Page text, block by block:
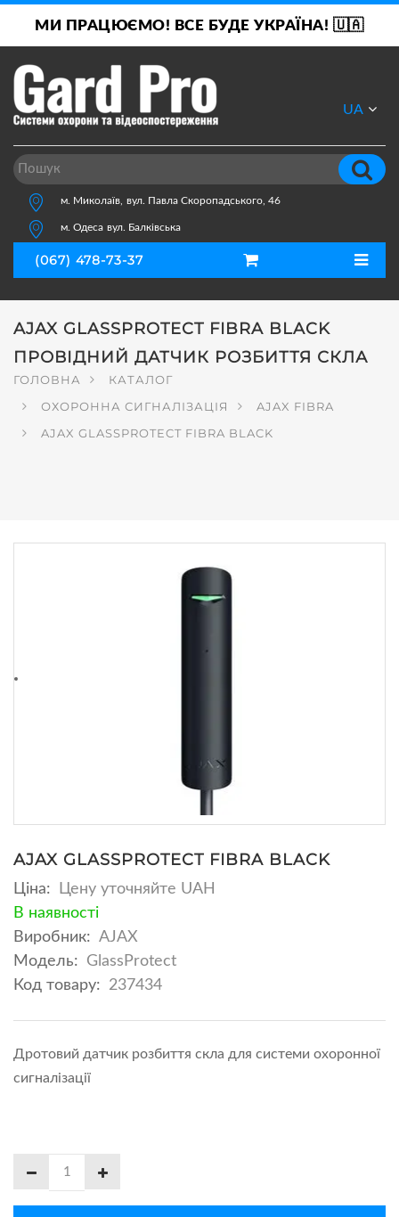
МИ ПРАЦЮЄМО! ВСЕ БУДЕ УКРАЇНА! 🇺🇦
м. Миколаїв, вул. Павла Скоропадського, 46
м. Одеса вул. Балківська
UA
RU
(067) 478-73-37
AJAX GLASSPROTECT FIBRA BLACK
ПРОВІДНИЙ ДАТЧИК РОЗБИТТЯ СКЛА
ГОЛОВНА
КАТАЛОГ
ОХОРОННА СИГНАЛІЗАЦІЯ
AJAX FIBRA
AJAX GLASSPROTECT FIBRA BLACK
AJAX GLASSPROTECT FIBRA BLACK
Ціна:
Цену уточняйте UAH
В наявності
Виробник: AJAX
Модель:
GlassProtect
Код товару:
237434
Дротовий датчик розбиття скла для системи охоронної
сигналізації